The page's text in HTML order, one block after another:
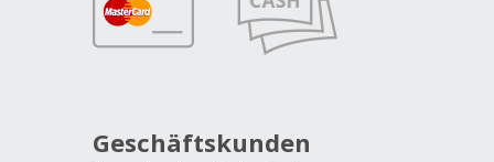
Geschäftskunden